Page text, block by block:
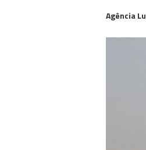
Agência